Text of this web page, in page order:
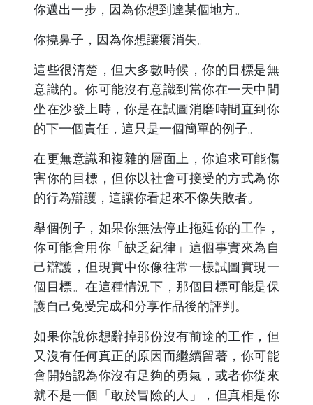
你邁出一步，因為你想到達某個地方。
你撓鼻子，因為你想讓癢消失。
這些很清楚，但大多數時候，你的目標是無
意識的。你可能沒有意識到當你在一天中間
坐在沙發上時，你是在試圖消磨時間直到你
的下一個責任，這只是一個簡單的例子。
在更無意識和複雜的層面上，你追求可能傷
害你的目標，但你以社會可接受的方式為你
的行為辯護，這讓你看起來不像失敗者。
舉個例子，如果你無法停止拖延你的工作，
你可能會用你「缺乏紀律」這個事實來為自
己辯護，但現實中你像往常一樣試圖實現一
個目標。在這種情況下，那個目標可能是保
護自己免受完成和分享作品後的評判。
如果你說你想辭掉那份沒有前途的工作，但
又沒有任何真正的原因而繼續留著，你可能
會開始認為你沒有足夠的勇氣，或者你從來
就不是一個「敢於冒險的人」，但真相是你